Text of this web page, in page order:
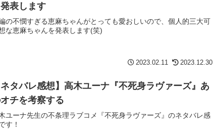
表します
の不憫すぎる恵麻ちゃんがとっても愛おしいので、個人的三大可
な恵麻ちゃんを発表します(笑)
2023.02.11 2023.12.30
ネタバレ感想】高木ユーナ『不死身ラヴァーズ』あ
チを考察する
ユーナ先生の不条理ラブコメ『不死身ラヴァーズ』のネタバレ感
す！